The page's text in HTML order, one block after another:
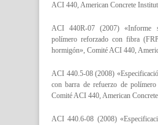
ACI 440, American Concrete
ACI 440R-07 (2007) «Informe
polímero reforzado con fibra
hormigón», Comité ACI 440,
ACI 440.5-08 (2008)
con barra de refuerzo de
Comité ACI 440, American
ACI 440.6-08 (2008)